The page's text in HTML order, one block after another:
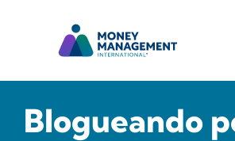
Blogueando